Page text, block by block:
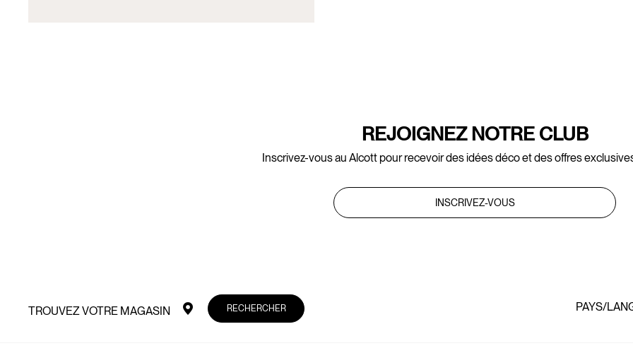
REJOIGNEZ NOTRE CLUB
Inscrivez-vous au Alcott pour recevoir des idées déco et des offres
INSCRIVEZ-VOUS
TROUVEZ VOTRE MAGASIN RECHERCHER PAYS/